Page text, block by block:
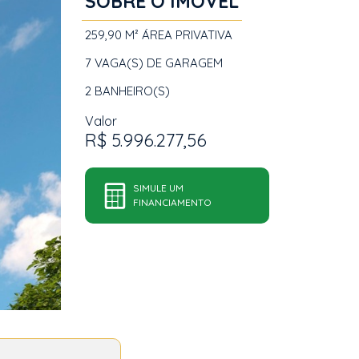
259,90 M² ÁREA PRIVATIVA
7 VAGA(S) DE GARAGEM
2 BANHEIRO(S)
Valor
R$ 5.996.277,56
SIMULE UM
FINANCIAMENTO